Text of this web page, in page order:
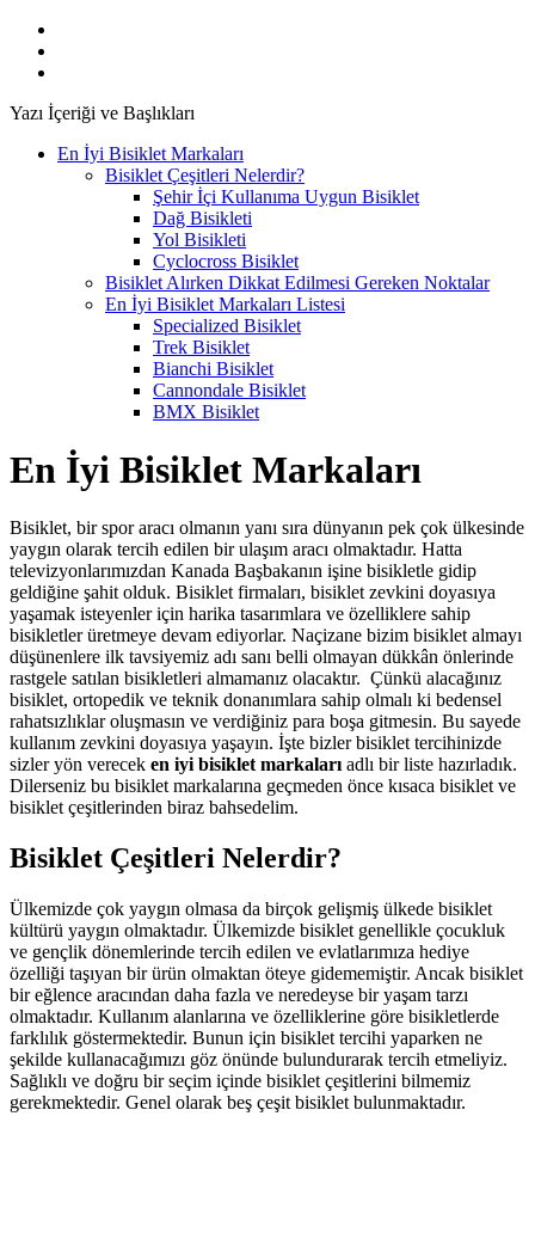
Yazı İçeriği ve Başlıkları
En İyi Bisiklet Markaları
Bisiklet Çeşitleri Nelerdir?
Şehir İçi Kullanıma Uygun Bisiklet
Dağ Bisikleti
Yol Bisikleti
Cyclocross Bisiklet
Bisiklet Alırken Dikkat Edilmesi Gereken Noktalar
En İyi Bisiklet Markaları Listesi
Specialized Bisiklet
Trek Bisiklet
Bianchi Bisiklet
Cannondale Bisiklet
BMX Bisiklet
En İyi Bisiklet Markaları
Bisiklet, bir spor aracı olmanın yanı sıra dünyanın pek çok ülkesinde
yaygın olarak tercih edilen bir ulaşım aracı olmaktadır. Hatta
televizyonlarımızdan Kanada Başbakanın işine bisikletle gidip
geldiğine şahit olduk. Bisiklet firmaları, bisiklet zevkini doyasıya
yaşamak isteyenler için harika tasarımlara ve özelliklere sahip
bisikletler üretmeye devam ediyorlar. Naçizane bizim bisiklet almayı
düşünenlere ilk tavsiyemiz adı sanı belli olmayan dükkân önlerinde
rastgele satılan bisikletleri almamanız olacaktır. Çünkü alacağınız
bisiklet, ortopedik ve teknik donanımlara sahip olmalı ki bedensel
rahatsızlıklar oluşmasın ve verdiğiniz para boşa gitmesin. Bu sayede
kullanım zevkini doyasıya yaşayın. İşte bizler bisiklet tercihinizde
sizler yön verecek en iyi bisiklet markalarıadlı bir liste hazırladık.
Dilerseniz bu bisiklet markalarına geçmeden önce kısaca bisiklet ve
bisiklet çeşitlerinden biraz bahsedelim.
Bisiklet Çeşitleri Nelerdir?
Ülkemizde çok yaygın olmasa da birçok gelişmiş ülkede bisiklet
kültürü yaygın olmaktadır. Ülkemizde bisiklet genellikle çocukluk
ve gençlik dönemlerinde tercih edilen ve evlatlarımıza hediye
özelliği taşıyan bir ürün olmaktan öteye gidememiştir. Ancak bisiklet
bir eğlence aracından daha fazla ve neredeyse bir yaşam tarzı
olmaktadır. Kullanım alanlarına ve özelliklerine göre bisikletlerde
farklılık göstermektedir. Bunun için bisiklet tercihi yaparken ne
şekilde kullanacağımızı göz önünde bulundurarak tercih etmeliyiz.
Sağlıklı ve doğru bir seçim içinde bisiklet çeşitlerini bilmemiz
gerekmektedir. Genel olarak beş çeşit bisiklet bulunmaktadır.